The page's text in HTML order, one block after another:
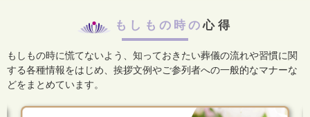
もしもの時の心得
もしもの時に慌てないよう、知っておきたい葬儀の流れや習慣に関
する各種情報をはじめ、 挨拶文例やご参列者への一般的なマナーな
どをまとめています。